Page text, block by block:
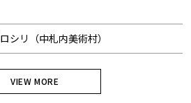
シリ（中札内美術村）
VIEW MORE